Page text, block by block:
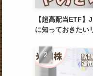
【超高配当ETF
に知っておきたい